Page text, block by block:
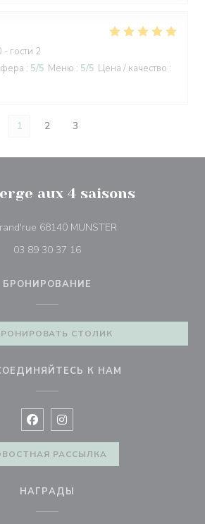
- гости 2
: 5/5 Меню : 5/5 Цена / качество :
1 2 3
aux 4 saisons
68140 MUNSTER((открывается в
03 89 30 37 16
БРОНИРОВАНИЕ
СТОЛИК
К НАМ
Facebook ((открывается в новом
Instagram ((открывается в
РАССЫЛКА
НАГРАДЫ